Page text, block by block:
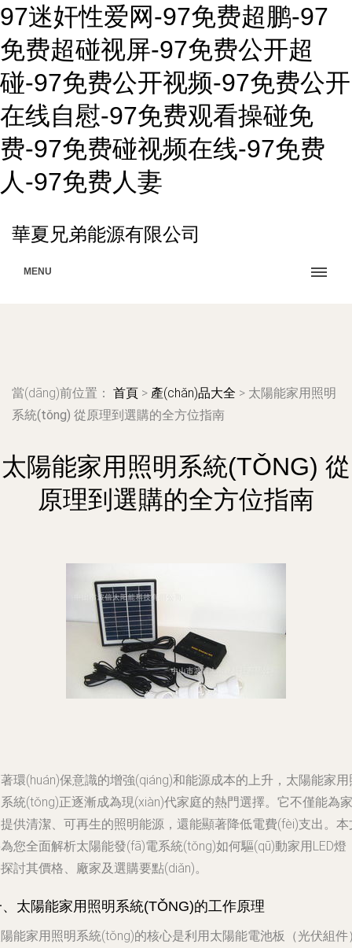
97迷奸性爱网-97免费超鹏-97
免费超碰视屏-97免费公开超
碰-97免费公开视频-97免费公开
在线自慰-97免费观看操碰免
费-97免费碰视频在线-97免费
人-97免费人妻
華夏兄弟能源有限公司
MENU
當(dāng)前位置： 首頁 > 產(chǎn)品大全 > 太陽能家用照明
系統(tǒng) 從原理到選購的全方位指南
太陽能家用照明系統(TǑNG) 從
原理到選購的全方位指南
環(huán)保意識的增強(qiáng)和能源成本的上升，太陽能家用
統(tǒng)正逐漸成為現(xiàn)代家庭的熱門選擇。它不僅能為家
供清潔、可再生的照明能源，還能顯著降低電費(fèi)支出。本
您全面解析太陽能發(fā)電系統(tǒng)如何驅(qū)動家用LED燈
討其價格、廠家及選購要點(diǎn)。
太陽能家用照明系統(TǑNG)的工作原理
能家用照明系統(tǒng)的核心是利用太陽能電池板（光伏組件